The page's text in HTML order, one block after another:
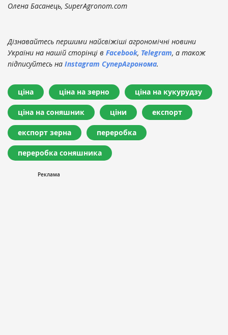
Олена Басанець, SuperAgronom.com
Дізнавайтесь першими найсвіжіші агрономічні новини
України на нашій сторінці в Facebook, Telegram, а також
підписуйтесь на Instagram СуперАгронома.
ціна ціна на зерно ціна на кукурудзу
ціна на соняшник ціни експорт
експорт зерна переробка
переробка соняшника